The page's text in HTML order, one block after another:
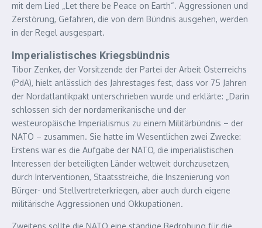
mit dem Lied „Let there be Peace on Earth“. Aggressionen und
Zerstörung, Gefahren, die von dem Bündnis ausgehen, werden
in der Regel ausgespart.
Imperialistisches Kriegsbündnis
Tibor Zenker, der Vorsitzende der Partei der Arbeit Österreichs
(PdA), hielt anlässlich des Jahrestages fest, dass vor 75 Jahren
der Nordatlantikpakt unterschrieben wurde und erklärte: „Darin
schlossen sich der nordamerikanische und der
westeuropäische Imperialismus zu einem Militärbündnis – der
NATO – zusammen. Sie hatte im Wesentlichen zwei Zwecke:
Erstens war es die Aufgabe der NATO, die imperialistischen
Interessen der beteiligten Länder weltweit durchzusetzen,
durch Interventionen, Staatsstreiche, die Inszenierung von
Bürger- und Stellvertreterkriegen, aber auch durch eigene
militärische Aggressionen und Okkupationen.
Zweitens sollte die NATO eine ständige Bedrohung für die